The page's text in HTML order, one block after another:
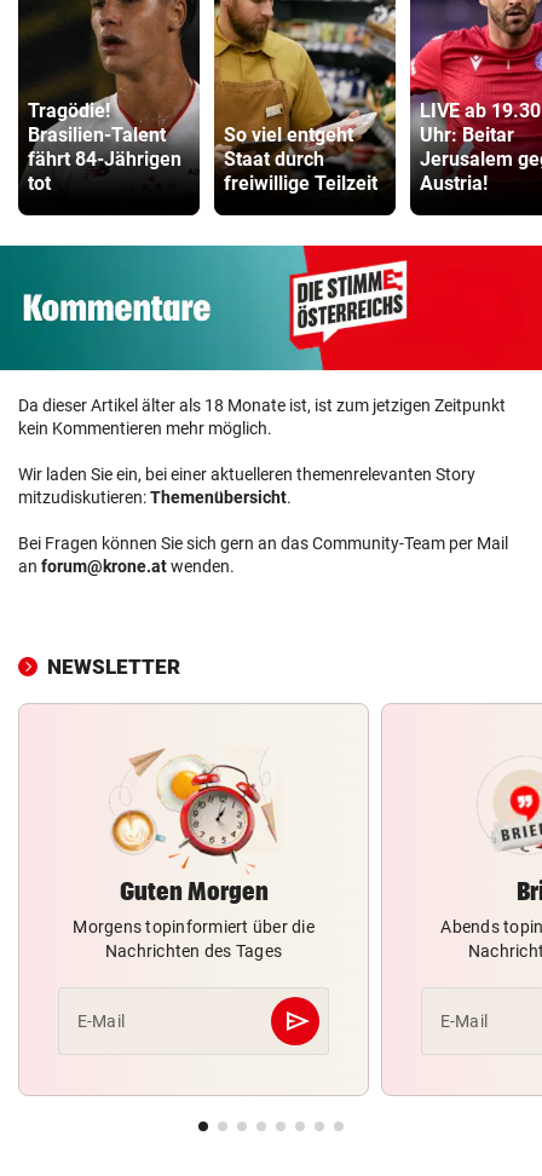
Tragödie!
Brasilien-Talent
fährt 84-Jährigen
tot
So viel entgeht
Staat durch
freiwillige Teilzeit
LIVE ab 19.30
Uhr: Beitar
Jerusalem
Austria!
Da dieser Artikel älter als 18 Monate ist, ist zum jetzigen Zeitpunkt
kein Kommentieren mehr möglich.
Wir laden Sie ein, bei einer aktuelleren themenrelevanten Story
mitzudiskutieren:Themenübersicht.
Bei Fragen können Sie sich gern an das Community-Team per Mail
an forum@krone.atwenden.
NEWSLETTER
Guten Morgen
Morgens topinformiert über die
Nachrichten des Tages
E-Mail send
Abschicken
Abends
E-Mail